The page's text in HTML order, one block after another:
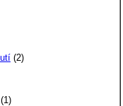
(2)
(1)